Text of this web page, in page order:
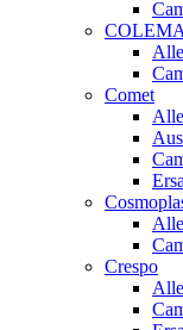
Comet
Crespo